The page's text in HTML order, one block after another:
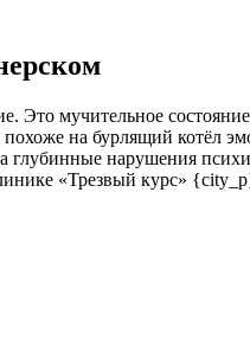
мучительное
на бурлящий котёл
глубинные нарушения
«Трезвый курс»